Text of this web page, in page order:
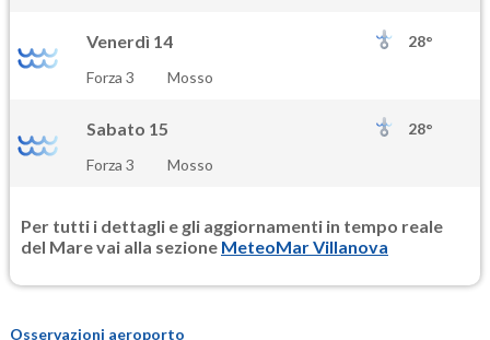
Venerdì 14
28°
Forza 3
Mosso
Sabato 15
28°
Forza 3
Mosso
Per tutti i dettagli e gli aggiornamenti in tempo reale
del Mare vai alla sezione MeteoMar Villanova
Osservazioni aeroporto